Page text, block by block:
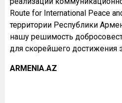
Route for International Peace
территории Республики
нашу решимость
для скорейшего достижения
ARMENIA.AZ